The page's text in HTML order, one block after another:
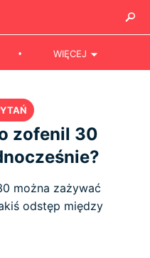
WIĘCEJ
zofenil 30
można zażywać
odstęp między